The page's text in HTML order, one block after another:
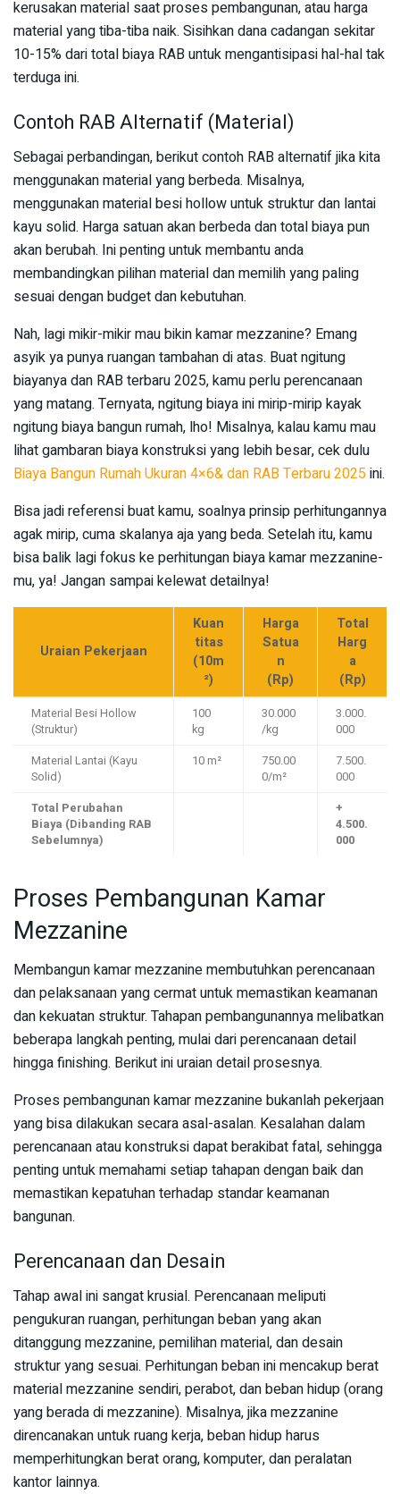
kerusakan material saat proses pembangunan, atau harga
material yang tiba-tiba naik. Sisihkan dana cadangan sekitar
10-15% dari total biaya RAB untuk mengantisipasi hal-hal tak
terduga ini.
Contoh RAB Alternatif (Material)
Sebagai perbandingan, berikut contoh RAB alternatif jika kita
menggunakan material yang berbeda. Misalnya,
menggunakan material besi hollow untuk struktur dan lantai
kayu solid. Harga satuan akan berbeda dan total biaya pun
akan berubah. Ini penting untuk membantu anda
membandingkan pilihan material dan memilih yang paling
sesuai dengan budget dan kebutuhan.
Nah, lagi mikir-mikir mau bikin kamar mezzanine? Emang
asyik ya punya ruangan tambahan di atas. Buat ngitung
biayanya dan RAB terbaru 2025, kamu perlu perencanaan
yang matang. Ternyata, ngitung biaya ini mirip-mirip kayak
ngitung biaya bangun rumah, lho! Misalnya, kalau kamu mau
lihat gambaran biaya konstruksi yang lebih besar, cek dulu
Biaya Bangun Rumah Ukuran 4×6& dan RAB Terbaru 2025ini.
Bisa jadi referensi buat kamu, soalnya prinsip perhitungannya
agak mirip, cuma skalanya aja yang beda. Setelah itu, kamu
bisa balik lagi fokus ke perhitungan biaya kamar mezzanine-
mu, ya! Jangan sampai kelewat detailnya!
Uraian Pekerjaan
Kuan
titas
(10m
²)
Harga
Satua
n
(Rp)
Total
Harg
a
(Rp)
Material Besi Hollow
(Struktur)
100
kg
30.000
/kg
3.000.
000
Material Lantai (Kayu
Solid)
10 m²
750.00
0/m²
7.500.
000
Total Perubahan
Biaya (Dibanding RAB
Sebelumnya)
+
4.500.
000
Proses Pembangunan Kamar
Mezzanine
Membangun kamar mezzanine membutuhkan perencanaan
dan pelaksanaan yang cermat untuk memastikan keamanan
dan kekuatan struktur. Tahapan pembangunannya melibatkan
beberapa langkah penting, mulai dari perencanaan detail
hingga finishing. Berikut ini uraian detail prosesnya.
Proses pembangunan kamar mezzanine bukanlah pekerjaan
yang bisa dilakukan secara asal-asalan. Kesalahan dalam
perencanaan atau konstruksi dapat berakibat fatal, sehingga
penting untuk memahami setiap tahapan dengan baik dan
memastikan kepatuhan terhadap standar keamanan
bangunan.
Perencanaan dan Desain
Tahap awal ini sangat krusial. Perencanaan meliputi
pengukuran ruangan, perhitungan beban yang akan
ditanggung mezzanine, pemilihan material, dan desain
struktur yang sesuai. Perhitungan beban ini mencakup berat
material mezzanine sendiri, perabot, dan beban hidup (orang
yang berada di mezzanine). Misalnya, jika mezzanine
direncanakan untuk ruang kerja, beban hidup harus
memperhitungkan berat orang, komputer, dan peralatan
kantor lainnya.